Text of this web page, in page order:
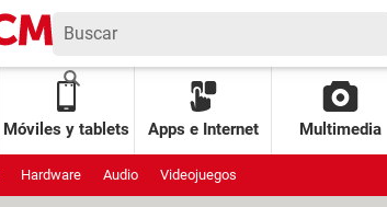
Móviles y tablets Apps e Internet Multimedia
Hardware Audio Videojuegos